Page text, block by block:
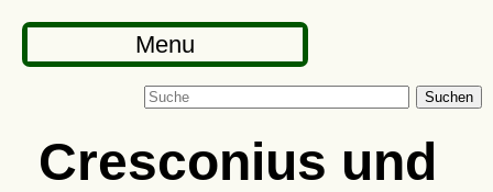
Menu
Suchen
Cresconius und